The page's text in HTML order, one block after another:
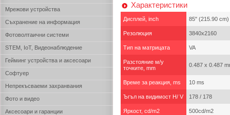
Мрежови устройства
Съхранение на информация
Фотоволтаични системи
STEM, IoT, Видеонаблюдение
Гейминг устройства и аксесоари
Софтуер
Непрекъсваеми захранвания
Фото и видео
Аксесоари и гаранции
Характеристики
Дисплей, inch 85" (215.90 cm)
Резолюция 3840x2160
Тип на матрицата VA
Разстояние м/у
точките, mm
0.487 x 0.487
Време за реакция, ms 10 ms
Ъгъл на видимост H/ V 178 / 178
Яркост, cd/m2 500cd/m2